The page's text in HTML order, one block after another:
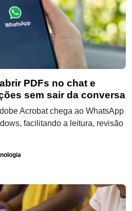
PDFs no chat e
sem sair da conversa
Acrobat chega ao WhatsApp
facilitando a leitura, revisão